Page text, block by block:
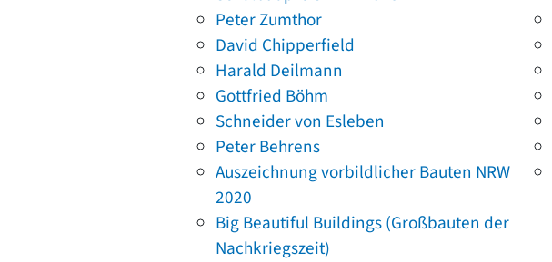
Peter Zumthor
David Chipperfield
Harald Deilmann
Gottfried Böhm
Schneider von Esleben
Peter Behrens
Auszeichnung vorbildlicher Bauten NRW
2020
Big Beautiful Buildings (Großbauten der
Nachkriegszeit)